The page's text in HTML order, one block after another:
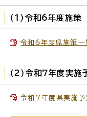
（1）令和6年度施策
令和6年度県施策
（2）令和7年度実施
令和7年度県実施